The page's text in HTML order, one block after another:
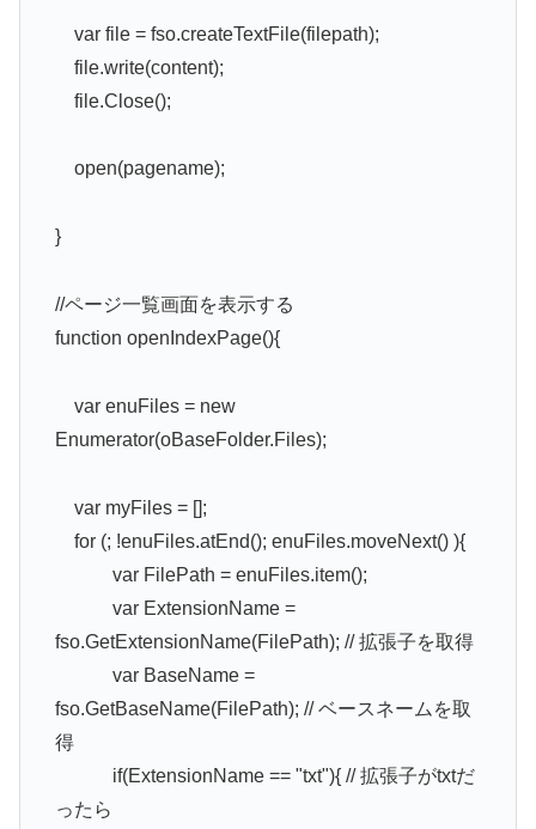
var file = fso.createTextFile(filepath);
file.write(content);
file.Close();
open(pagename);
}
//ページ一覧画面を表示する
function openIndexPage(){
var enuFiles = new
Enumerator(oBaseFolder.Files);
var myFiles = [];
for (; !enuFiles.atEnd(); enuFiles.moveNext() ){
var FilePath = enuFiles.item();
var ExtensionName =
fso.GetExtensionName(FilePath); // 拡張子を取得
var BaseName =
fso.GetBaseName(FilePath); // ベースネームを取
得
if(ExtensionName == "txt"){ // 拡張子がtxtだ
ったら